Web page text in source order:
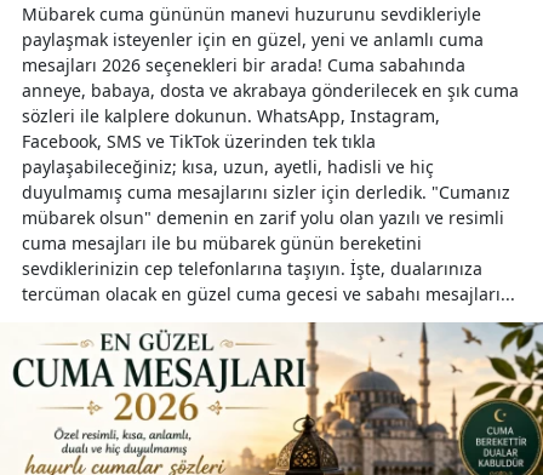
Mübarek cuma gününün manevi huzurunu sevdikleriyle
paylaşmak isteyenler için en güzel, yeni ve anlamlı cuma
mesajları 2026 seçenekleri bir arada! Cuma sabahında
anneye, babaya, dosta ve akrabaya gönderilecek en şık cuma
sözleri ile kalplere dokunun. WhatsApp, Instagram,
Facebook, SMS ve TikTok üzerinden tek tıkla
paylaşabileceğiniz; kısa, uzun, ayetli, hadisli ve hiç
duyulmamış cuma mesajlarını sizler için derledik. "Cumanız
mübarek olsun" demenin en zarif yolu olan yazılı ve resimli
cuma mesajları ile bu mübarek günün bereketini
sevdiklerinizin cep telefonlarına taşıyın. İşte, dualarınıza
tercüman olacak en güzel cuma gecesi ve sabahı mesajları...